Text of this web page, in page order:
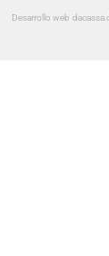
Desarrollo web